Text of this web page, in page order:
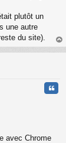
plutôt un
une autre
du site).
au
avec Chrome